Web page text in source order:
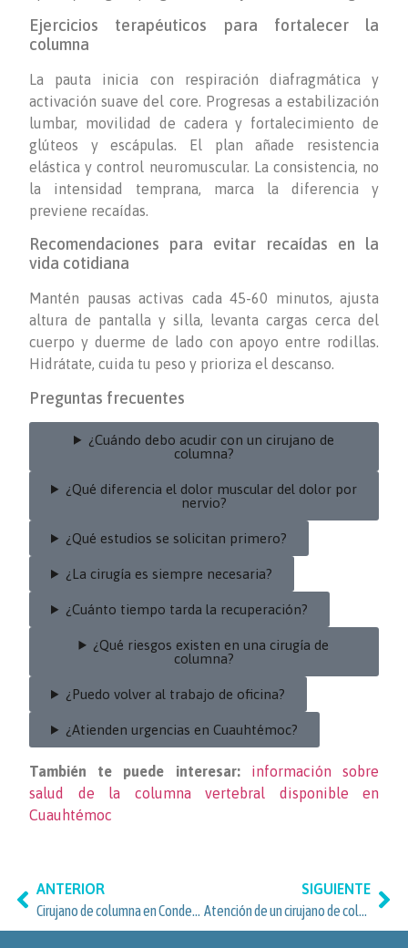
Ejercicios terapéuticos para fortalecer la
columna
La pauta inicia con respiración diafragmática y
activación suave del core. Progresas a estabilización
lumbar, movilidad de cadera y fortalecimiento de
glúteos y escápulas. El plan añade resistencia
elástica y control neuromuscular. La consistencia, no
la intensidad temprana, marca la diferencia y
previene recaídas.
Recomendaciones para evitar recaídas en la
vida cotidiana
Mantén pausas activas cada 45-60 minutos, ajusta
altura de pantalla y silla, levanta cargas cerca del
cuerpo y duerme de lado con apoyo entre rodillas.
Hidrátate, cuida tu peso y prioriza el descanso.
Preguntas frecuentes
¿Cuándo debo acudir con un cirujano de
columna?
¿Qué diferencia el dolor muscular del dolor por
nervio?
¿Qué estudios se solicitan primero?
¿La cirugía es siempre necesaria?
¿Cuánto tiempo tarda la recuperación?
¿Qué riesgos existen en una cirugía de
columna?
¿Puedo volver al trabajo de oficina?
¿Atienden urgencias en Cuauhtémoc?
También te puede interesar:
información sobre
salud de la columna vertebral disponible en
Cuauhtémoc
ANTERIOR
SIGUIENTE